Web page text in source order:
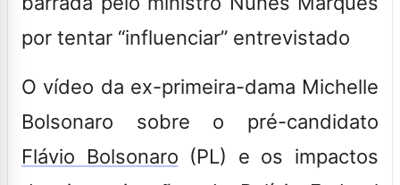
por tentar “influenciar” entrevistado
O vídeo da ex-primeira-dama Michelle
Bolsonaro sobre o pré-candidato
Flávio Bolsonaro (PL) e os impactos